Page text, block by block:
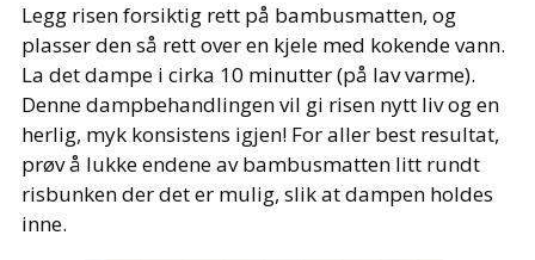
Legg risen forsiktig rett på bambusmatten, og
plasser den så rett over en kjele med kokende vann.
La det dampe i cirka 10 minutter (på lav varme).
Denne dampbehandlingen vil gi risen nytt liv og en
herlig, myk konsistens igjen! For aller best resultat,
prøv å lukke endene av bambusmatten litt rundt
risbunken der det er mulig, slik at dampen holdes
inne.